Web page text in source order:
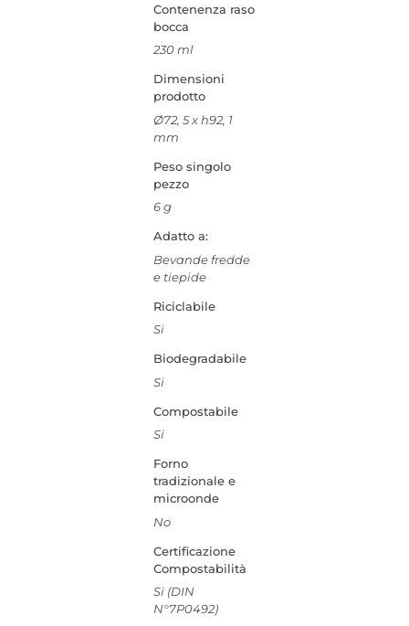
Contenenza raso
bocca
230 ml
Dimensioni
prodotto
Ø72, 5 x h92, 1
mm
Peso singolo
pezzo
6 g
Adatto a:
Bevande fredde
e tiepide
Riciclabile
Si
Biodegradabile
Si
Compostabile
Si
Forno
tradizionale e
microonde
No
Certificazione
Compostabilità
Si (DIN
N°7P0492)